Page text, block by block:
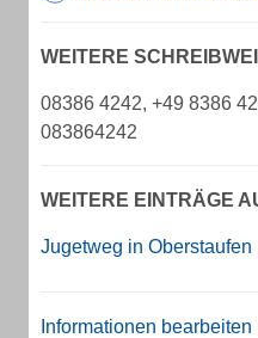
WEITERE
08386 4242, +49 8386
083864242
WEITERE EINTRÄGE
Jugetweg in Oberstaufen
Informationen bearbeiten